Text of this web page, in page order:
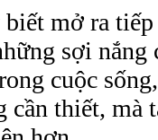
mở ra
sợi nắng
cuộc
cần thiết, mà